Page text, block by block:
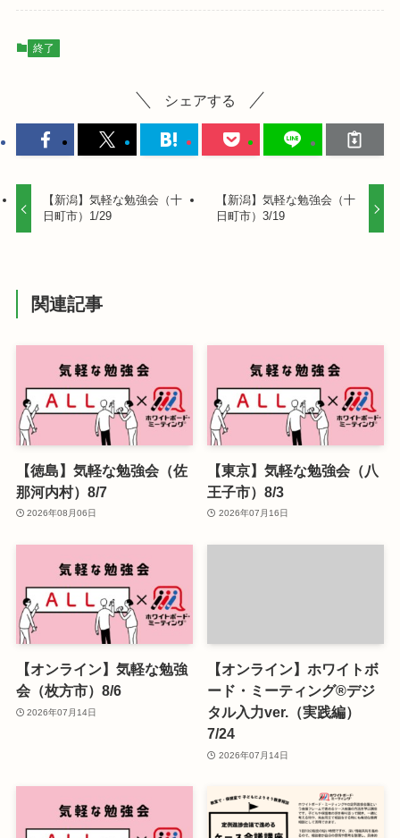
終了
シェアする
【新潟】気軽な勉強会（十
日町市）1/29
【新潟】気軽な勉強会（十
日町市）3/19
関連記事
【徳島】気軽な勉強会（佐
那河内村）8/7
2026年08月06日
【東京】気軽な勉強会（八
王子市）8/3
2026年07月16日
【オンライン】気軽な勉強
会（枚方市）8/6
2026年07月14日
【オンライン】ホワイトボ
ード・ミーティング®デジ
タル入力ver.（実践編）
7/24
2026年07月14日